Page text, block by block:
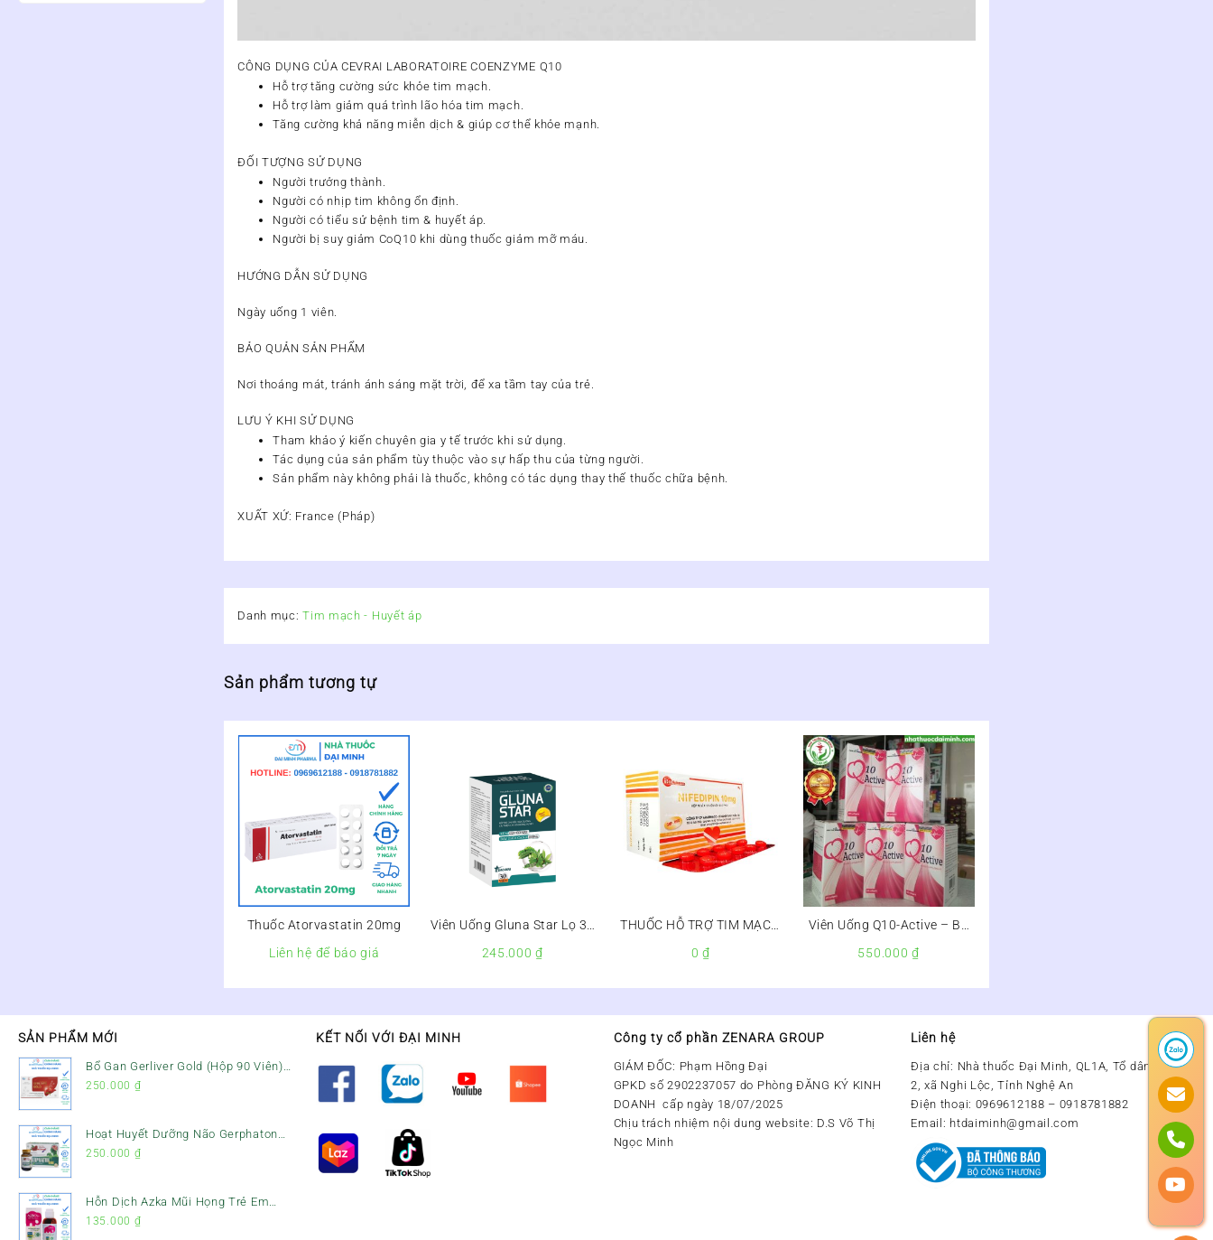
CÔNG DỤNG CỦA CEVRAI LABORATOIRE COENZYME Q10
Hỗ trợ tăng cường sức khỏe tim mạch.
Hỗ trợ làm giảm quá trình lão hóa tim mạch.
Tăng cường khả năng miễn dịch & giúp cơ thể khỏe mạnh.
ĐỐI TƯỢNG SỬ DỤNG
Người trưởng thành.
Người có nhịp tim không ổn định.
Người có tiểu sử bệnh tim & huyết áp.
Người bị suy giảm CoQ10 khi dùng thuốc giảm mỡ máu.
HƯỚNG DẪN SỬ DỤNG
Ngày uống 1 viên.
BẢO QUẢN SẢN PHẨM
Nơi thoáng mát, tránh ánh sáng mặt trời, để xa tầm tay của trẻ.
LƯU Ý KHI SỬ DỤNG
Tham khảo ý kiến chuyên gia y tế trước khi sử dụng.
Tác dụng của sản phẩm tùy thuộc vào sự hấp thu của từng người.
Sản phẩm này không phải là thuốc, không có tác dụng thay thế thuốc chữa bệnh.
XUẤT XỨ: France (Pháp)
Danh mục:Tim mạch - Huyết áp
Sản phẩm tương tự
Thuốc Atorvastatin 20mg
Liên hệ để báo giá
Viên Uống Gluna Star Lọ 30
245.000₫
THUỐC HỖ TRỢ TIM MẠCH
0₫
Viên Uống Q10-Active – Bổ
Oxy Hóa, Tốt Cho Tim Mạch
550.000₫
SẢN PHẨM MỚI
Bổ Gan Gerliver Gold (Hộp 90 Viên)
– Hỗ Trợ Giải Độc Gan, Mát Gan &
250.000 ₫
Hoạt Huyết Dưỡng Não Gerphaton
Gold Hộp 120 Viên – Giảm Đau Đầu,
250.000 ₫
Hỗn Dịch Azka Mũi Họng Trẻ Em
(Chai 120ml) – Giảm Ho, Tiêu Đờm
135.000 ₫
KẾT NỐI VỚI ĐẠI MINH Công ty cổ phần ZENARA GROUP
GIÁM ĐỐC: Phạm Hồng Đại
GPKD số 2902237057 do Phòng ĐĂNG KÝ KINH
DOANH cấp ngày 18/07/2025
Chịu trách nhiệm nội dung website: D.S Võ Thị
Ngọc Minh
Liên hệ
Địa chỉ: Nhà thuốc Đại Minh, QL1A, Tổ dân phố số
2, xã Nghi Lộc, Tỉnh Nghệ An
Điện thoại: 0969612188 – 0918781882
Email: htdaiminh@gmail.com